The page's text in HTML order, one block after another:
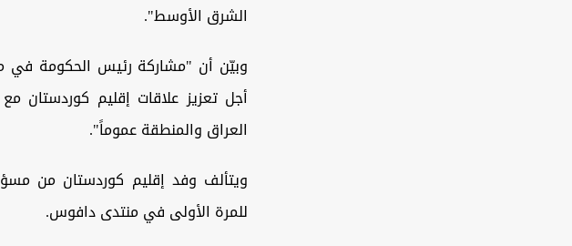
الشرق الأوسط".
وبيّن أن "مشاركة رئيس الحكومة في
أجل تعزيز علاقات إقليم كوردستان
العراق والمنطقة عموماً".
ويتألف وفد إقليم كوردستان من
للمرة الأولى في منتدى دافوس.